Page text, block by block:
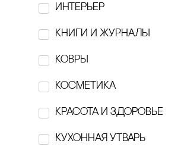
GARAGE
Hairmates
hi, dear
hronika:
Htonic ceramic
Individuum
интерьер
кнИги И ЖуРнаЛы
ковры
косметика
красота и здоровье
Кухонная утварь